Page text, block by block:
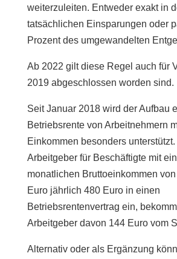
weiterzuleiten. Entweder exakt in
tatsächlichen Einsparungen oder
Prozent des umgewandelten
Ab 2022 gilt diese Regel auch für
2019 abgeschlossen worden sind.
Seit Januar 2018 wird der Aufbau
Betriebsrente von Arbeitnehmern
Einkommen besonders
Arbeitgeber für Beschäftigte mit
monatlichen Bruttoeinkommen
Euro jährlich 480 Euro in einen
Betriebsrentenvertrag ein,
Arbeitgeber davon 144 Euro vom
Alternativ oder als Ergänzung